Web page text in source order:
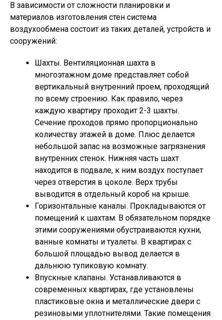
В зависимости от сложности планировки и
материалов изготовления стен система
воздухообмена состоит из таких деталей, устройств и
сооружений:
Шахты. Вентиляционная шахта в
многоэтажном доме представляет собой
вертикальный внутренний проем, проходящий
по всему строению. Как правило, через
каждую квартиру проходит 2-3 шахты.
Сечение проходов прямо пропорционально
количеству этажей в доме. Плюс делается
небольшой запас на возможные загрязнения
внутренних стенок. Нижняя часть шахт
находится в подвале, к ним воздух поступает
через отверстия в цоколе. Верх трубы
выводится в отдельный короб на крыше.
Горизонтальные каналы. Прокладываются от
помещений к шахтам. В обязательном порядке
этими сооружениями обустраиваются кухни,
ванные комнаты и туалеты. В квартирах с
большой площадью вывод делается в
дальнюю тупиковую комнату.
Впускные клапаны. Устанавливаются в
современных квартирах, где установлены
пластиковые окна и металлические двери с
резиновыми уплотнителями. Такие помещения